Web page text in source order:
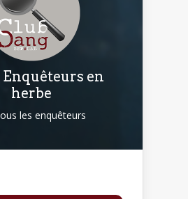
Enquêteurs en
herbe
les enquêteurs